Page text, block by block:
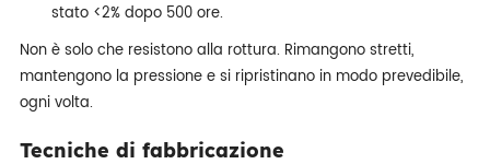
stato <2% dopo 500 ore.
Non è solo che resistono alla rottura. Rimangono stretti,
mantengono la pressione e si ripristinano in modo prevedibile,
ogni volta.
Tecniche di fabbricazione